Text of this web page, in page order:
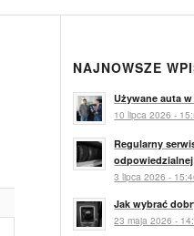
NAJNOWSZE
Używane auta
10 lipca 2026 -
Regularny
3 lipca 2026 -
Jak wybrać
23 maja 2026 -